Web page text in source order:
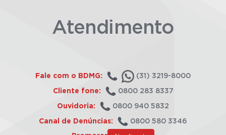
Atendimento
Fale com o BDMG: (31) 3219-8000
Cliente fone: 0800 283 8337
Ouvidoria: 0800 940 5832
Canal de Denúncias: 0800 580 3346